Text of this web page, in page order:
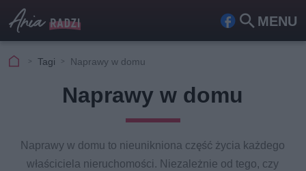
MENU
Fa Szu
Tagi Naprawy w domu
Naprawy w domu
Naprawy w domu to nieunikniona część życia każdego
właściciela nieruchomości. Niezależnie od tego, czy